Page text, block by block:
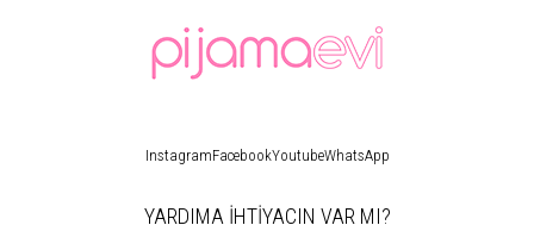
InstagramFacebookYoutubeWhatsApp
YARDIMA İHTİYACIN VAR MI?